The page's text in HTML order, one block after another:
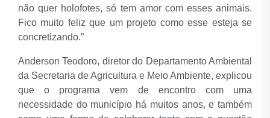
não quer holofotes, só tem amor com esses animais.
Fico muito feliz que um projeto como esse esteja se
concretizando.”
Anderson Teodoro, diretor do Departamento Ambiental
da Secretaria de Agricultura e Meio Ambiente, explicou
que o programa vem de encontro com uma
necessidade do município há muitos anos, e também